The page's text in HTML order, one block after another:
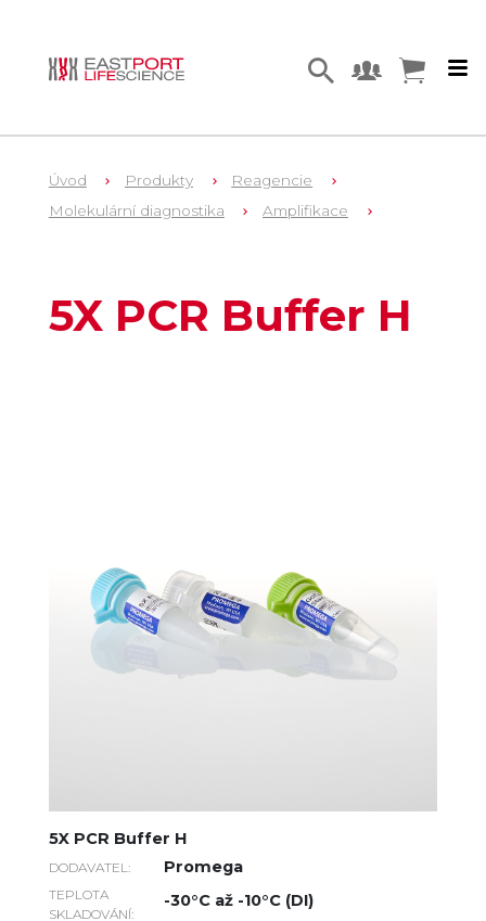
Úvod Produkty
Reagencie
Molekulární diagnostika
Amplifikace
5X PCR Buffer H
5X PCR Buffer H
DODAVATEL: Promega
TEPLOTA
SKLADOVÁNÍ:
-30°C až -10°C (DI)